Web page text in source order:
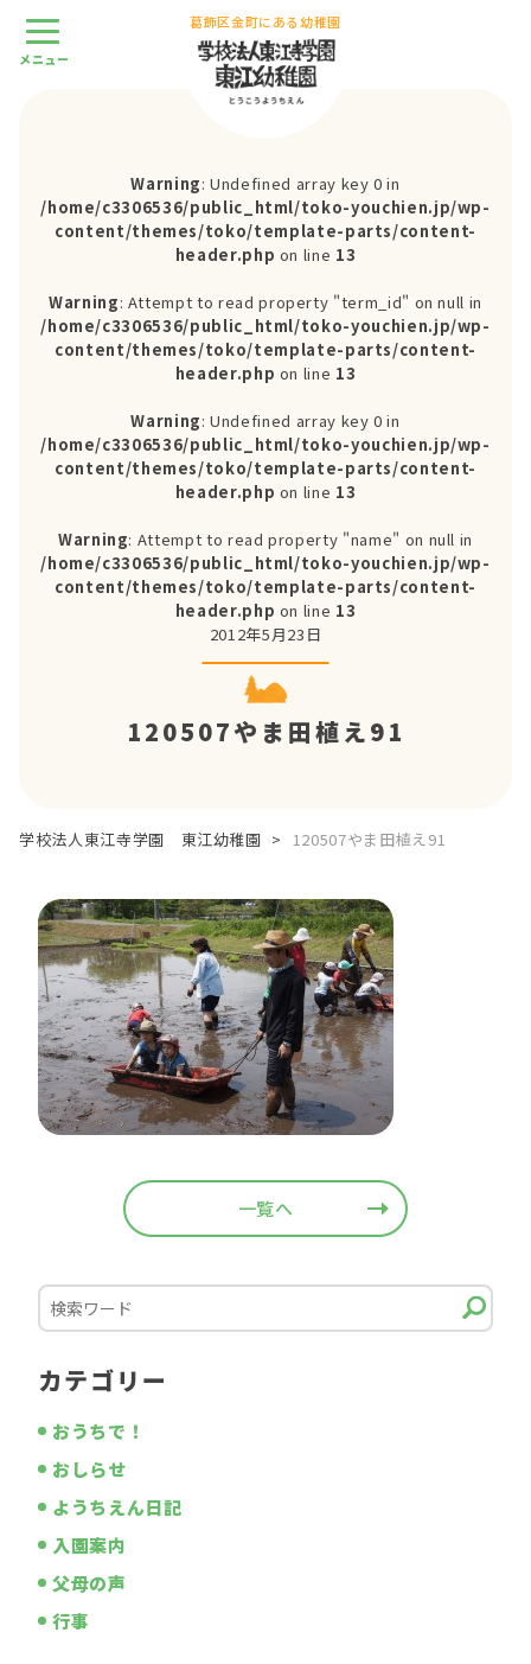
葛飾区金町にある幼稚園
Warning: Undefined array key 0 in
/home/c3306536/public_html/toko-youchien.jp/wp-
content/themes/toko/template-parts/content-
header.php on line 13
Warning: Attempt to read property "term_id" on null in
/home/c3306536/public_html/toko-youchien.jp/wp-
content/themes/toko/template-parts/content-
header.php on line 13
Warning: Undefined array key 0 in
/home/c3306536/public_html/toko-youchien.jp/wp-
content/themes/toko/template-parts/content-
header.php on line 13
Warning: Attempt to read property "name" on null in
/home/c3306536/public_html/toko-youchien.jp/wp-
content/themes/toko/template-parts/content-
header.php on line 13
2012年5月23日
120507やま田植え91
学校法人東江寺学園 東江幼稚園 > 120507やま田植え91
一覧へ
カテゴリー
おうちで！
おしらせ
ようちえん日記
入園案内
父母の声
行事